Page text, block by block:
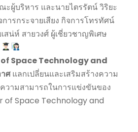
ผู้บริหาร และนายไตรรัตน์ วิริยะ
รกระจายเสียง กิจการโทรทัศน์
น่ห์ สายวงศ์ ผู้เชี่ยวชาญพิเศษ
of Space Technology and
ศแลกเปลี่ยนและเสริมสร้างความ
วามสามารถในการแข่งขันของ
of Space Technology and